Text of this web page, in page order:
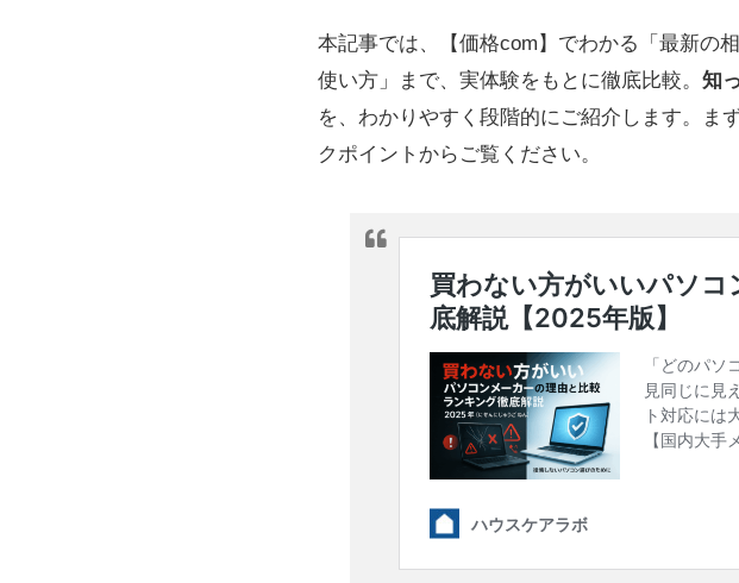
本記事では、【価格com】でわかる「最新の
使い方」まで、実体験をもとに徹底比較。 知
を、わかりやすく段階的にご紹介します。ま
クポイントからご覧ください。